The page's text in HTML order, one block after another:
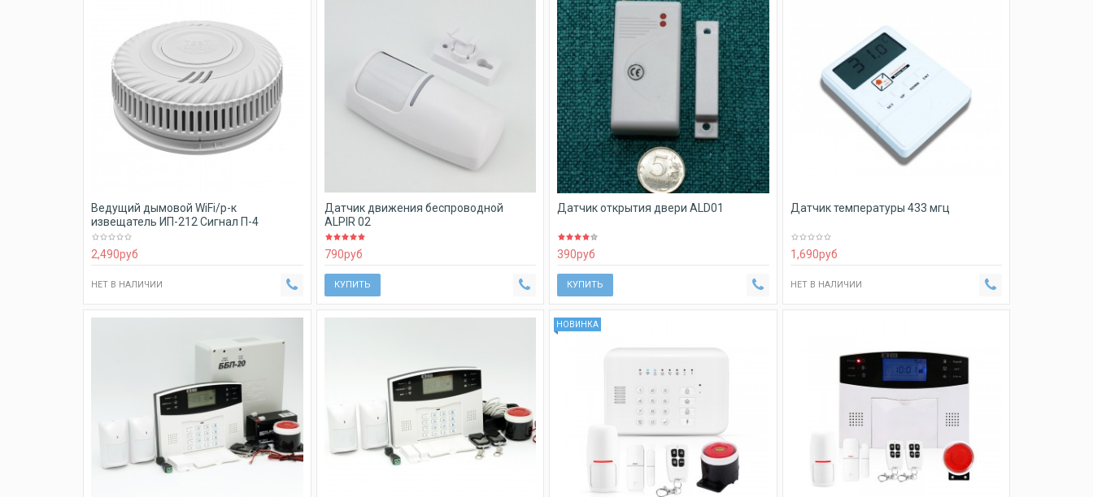
Ведущий дымовой WiFi/р-к
извещатель ИП-212 Сигнал П-4
2,490руб
НЕТ В НАЛИЧИИ
Датчик движения беспроводной
ALPIR 02
790руб
КУПИТЬ
Датчик открытия двери ALD01
390руб
КУПИТЬ
Датчик температуры 433 мгц
1,690руб
НЕТ В НАЛИЧИИ
НОВИНКА